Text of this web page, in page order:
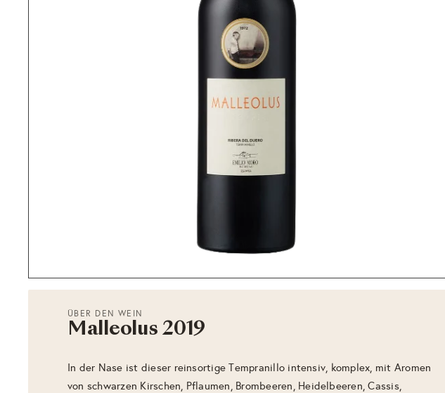
ÜBER DEN WEIN
Malleolus 2019
In der Nase ist dieser reinsortige Tempranillo intensiv, komplex, mit Aromen
von schwarzen Kirschen, Pflaumen, Brombeeren, Heidelbeeren, Cassis,